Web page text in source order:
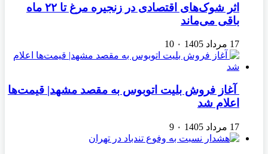
اثر شوک‌های اقتصادی در زنجیره مرغ تا ۲۲ ماه
باقی می‌ماند
17 مرداد 1405 ۰ 10
آغاز فروش بلیت اتوبوس به مقصد مشهد| قیمت‌ها
اعلام شد
17 مرداد 1405 ۰ 9